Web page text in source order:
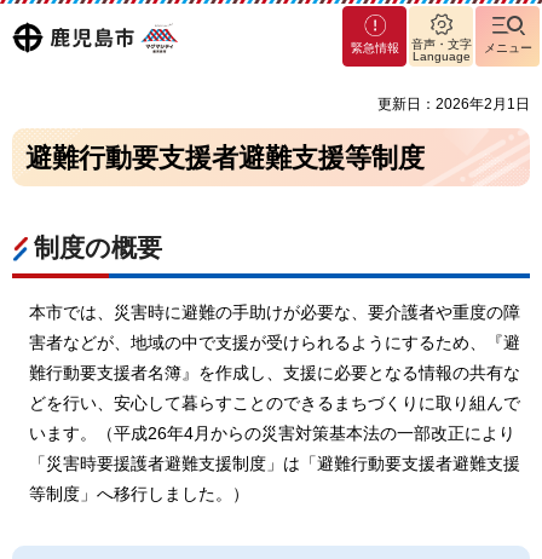
鹿児島
マグ
マシ
緊急情報
音声・文字
Language
メニュー
更新日：2026年2月1日
避難行動要支援者避難支援等制度
制度の概要
本市では、災害時に避難の手助けが必要な、要介護者や重度の障
害者などが、地域の中で支援が受けられるようにするため、『避
難行動要支援者名簿』を作成し、支援に必要となる情報の共有な
どを行い、安心して暮らすことのできるまちづくりに取り組んで
います。（平成26年4月からの災害対策基本法の一部改正により
「災害時要援護者避難支援制度」は「避難行動要支援者避難支援
等制度」へ移行しました。）